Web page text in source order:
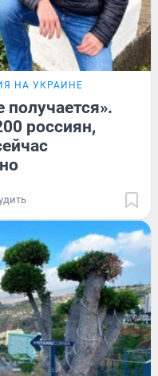
НА УКРАИНЕ
россиян,